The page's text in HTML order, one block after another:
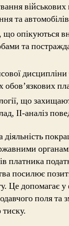
військових
та
що опікуються
та
дисципліни
обов’язкових
що
ІІ-аналіз
діяльність
платника
посилює
Це допомагає
поля та